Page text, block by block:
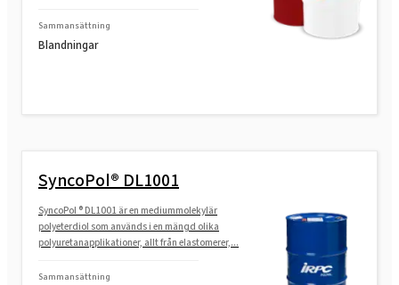
Sammansättning
Blandningar
SyncoPol® DL1001
SyncoPol ® DL1001 är en mediummolekylär
polyeterdiol som används i en mängd olika
polyuretanapplikationer, allt från elastomerer,...
Sammansättning